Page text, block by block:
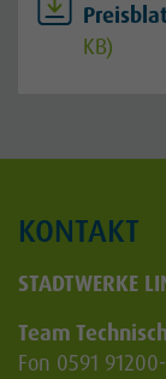
KB)
KONTAKT
STADTWERKE
Team
Fon 0591